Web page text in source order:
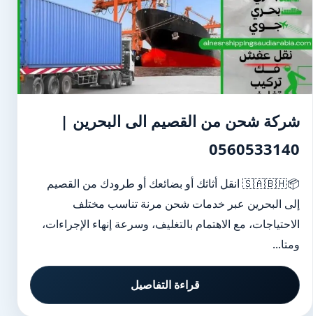
شركة شحن من القصيم الى البحرين |
0560533140
📦🇸🇦🇧🇭 انقل أثاثك أو بضائعك أو طرودك من القصيم
إلى البحرين عبر خدمات شحن مرنة تناسب مختلف
الاحتياجات، مع الاهتمام بالتغليف، وسرعة إنهاء الإجراءات،
ومتا...
قراءة التفاصيل